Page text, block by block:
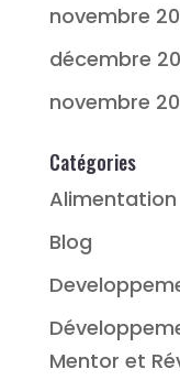
novembre
décembre
novembre
Catégories
Alimentation
Blog
Mentor et